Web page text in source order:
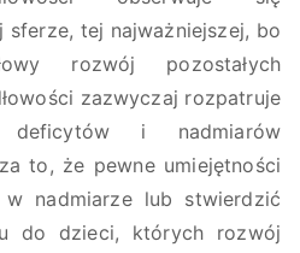
sferze, tej najważniejszej, bo
rozwój pozostałych
zazwyczaj rozpatruje
i nadmiarów
to, że pewne umiejętności
w nadmiarze lub stwierdzić
do dzieci, których rozwój